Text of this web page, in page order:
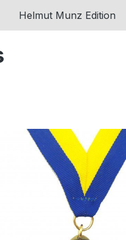
Helmut Munz Edition